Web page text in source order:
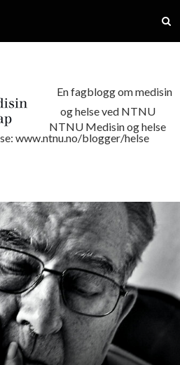
En fagblogg om medisin
og helse ved NTNU
NTNU Medisin og helse
www.ntnu.no/blogger/helse